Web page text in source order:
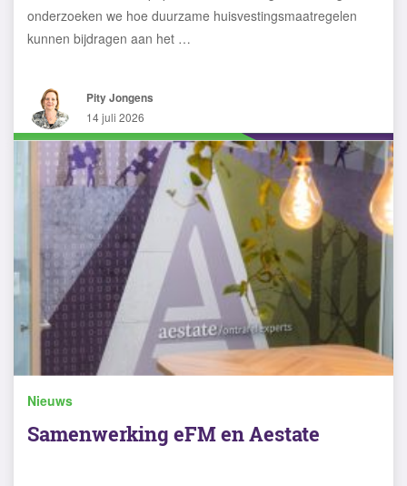
onderzoeken we hoe duurzame huisvestingsmaatregelen
kunnen bijdragen aan het …
Pity Jongens
14 juli 2026
Nieuws
Samenwerking eFM en Aestate